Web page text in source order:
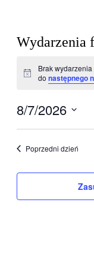
Wydarzenia
Powiadomienie
Brak
donastępnego
8/7/2026
Poprzedni dzień